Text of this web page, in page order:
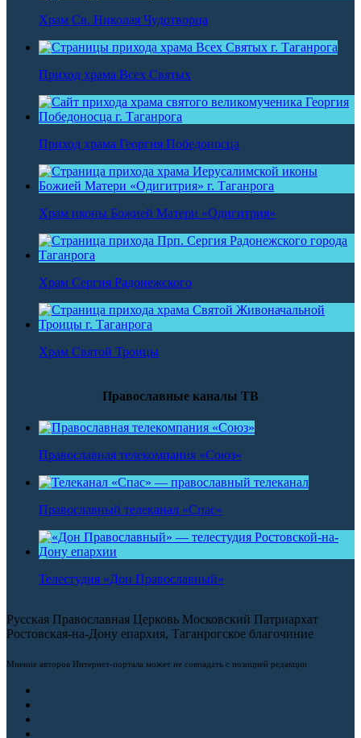
Храм Св. Николая Чудотворца
Приход храма Всех Святых
Приход храма Георгия Победоносца
Храм иконы Божией Матери «Одигитрия»
Храм Сергия Радонежского
Храм Святой Троицы
Православные каналы ТВ
Православная телекомпания «Союз»
Православный телеканал «Спас»
Телестудия «Дон Православный»
Русская Православная Церковь Московский Патриархат
Ростовская-на-Дону епархия, Таганрогское благочиние
Мнение авторов Интернет-портала может не совпадать с позицией редакции